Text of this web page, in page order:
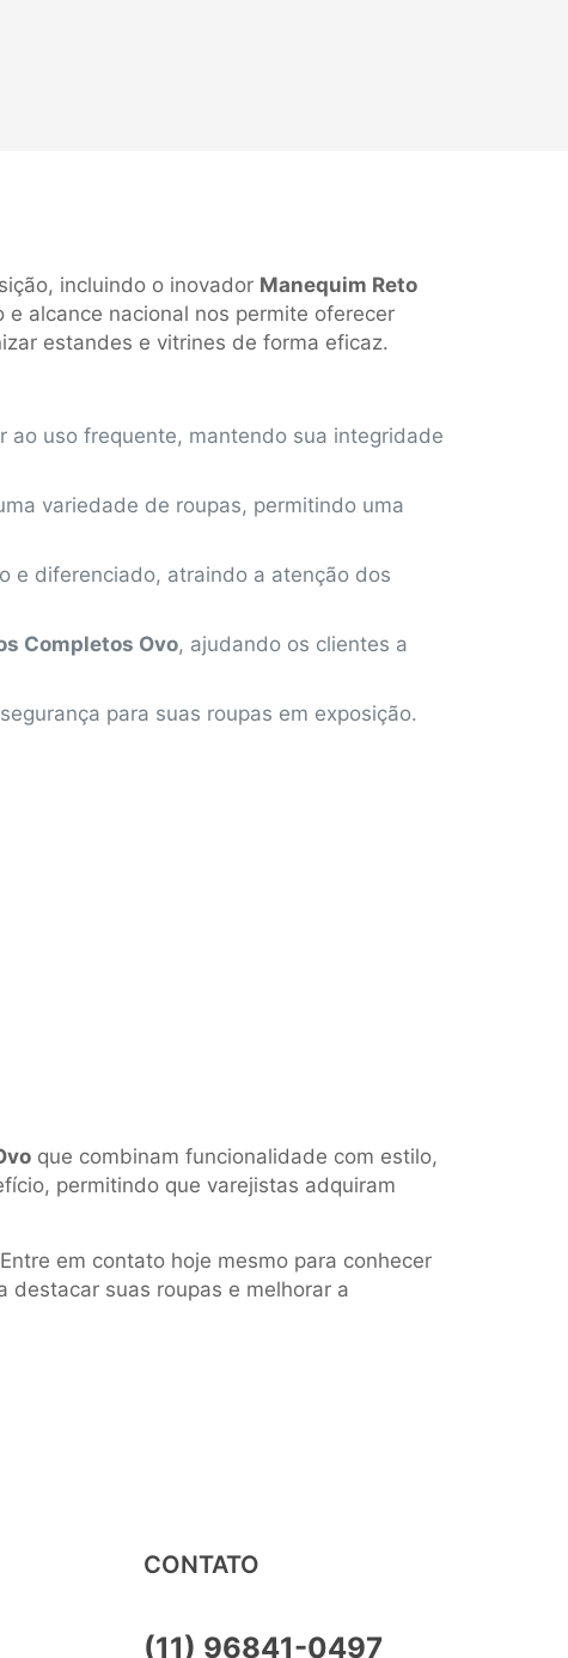
incluindo o inovador Manequim Reto
alcance nacional nos permite oferecer
estandes e vitrines de forma eficaz.
uso frequente, mantendo sua integridade
variedade de roupas, permitindo uma
e diferenciado, atraindo a atenção dos
Completos Ovo, ajudando os clientes a
para suas roupas em exposição.
que combinam funcionalidade com estilo,
permitindo que varejistas adquiram
em contato hoje mesmo para conhecer
destacar suas roupas e melhorar a
CONTATO
(11) 96841-0497